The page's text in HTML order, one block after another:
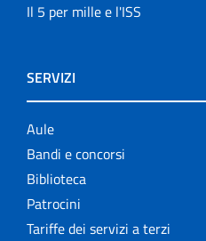
Il 5 per mille e l'ISS
SERVIZI
Aule
Bandi e concorsi
Biblioteca
Patrocini
Tariffe dei servizi a terzi